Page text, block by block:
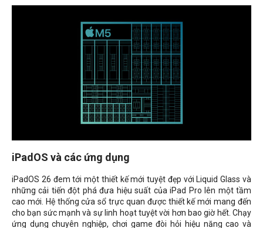
iPadOS và các ứng dụng
iPadOS 26 đem tới một thiết kế mới tuyệt đẹp với Liquid Glass và
những cải tiến đột phá đưa hiệu suất của iPad Pro lên một tầm
cao mới. Hệ thống cửa sổ trực quan được thiết kế mới mang đến
cho bạn sức mạnh và sự linh hoạt tuyệt vời hơn bao giờ hết. Chạy
ứng dụng chuyên nghiệp, chơi game đòi hỏi hiệu năng cao và